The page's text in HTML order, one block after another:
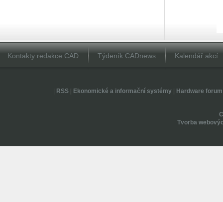
Kontakty redakce CAD Týdeník CADnews Kalendář akcí
RSS| Ekonomické a informační systémy| Hardware forum
Tvorba